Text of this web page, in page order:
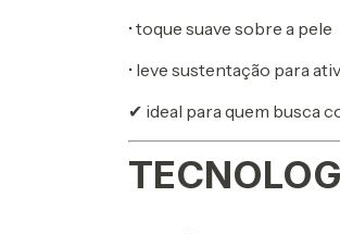
• toque suave sobre a pele
• leve sustentação para
✔ ideal para quem busca